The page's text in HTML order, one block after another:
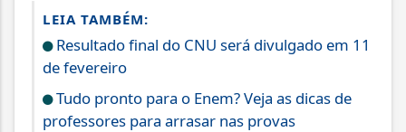
LEIA TAMBÉM:
Resultado final do CNU será divulgado em 11
de fevereiro
Tudo pronto para o Enem? Veja as dicas de
professores para arrasar nas provas